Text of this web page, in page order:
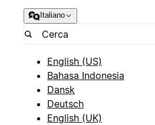
Italiano
English (US)
Bahasa Indonesia
Dansk
Deutsch
English (UK)